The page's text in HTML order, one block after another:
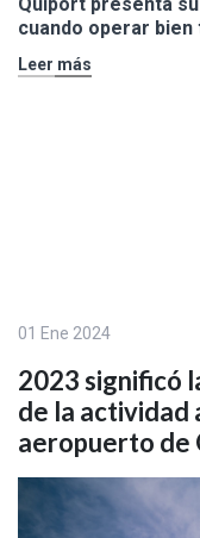
cuando operar
Leer más
01 Ene 2024
2023 significó
de la actividad
aeropuerto de